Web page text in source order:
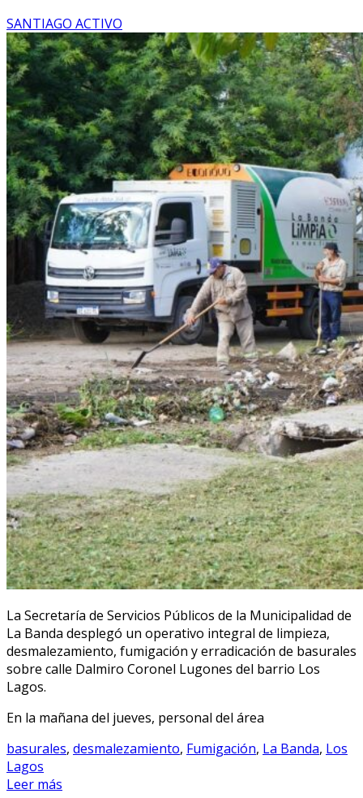
SANTIAGO ACTIVO
La Secretaría de Servicios Públicos de la Municipalidad de
La Banda desplegó un operativo integral de limpieza,
desmalezamiento, fumigación y erradicación de basurales
sobre calle Dalmiro Coronel Lugones del barrio Los
Lagos.
En la mañana del jueves, personal del área
basurales, desmalezamiento, Fumigación, La Banda, Los
Lagos
Leer más